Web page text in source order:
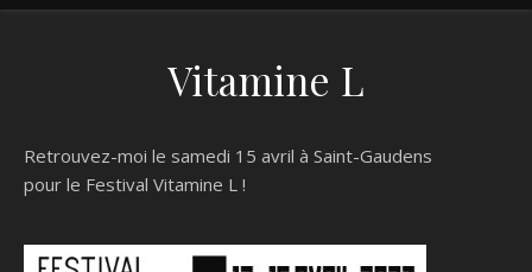
Vitamine L
Retrouvez-moi le samedi 15 avril à Saint-Gaudens
pour le Festival Vitamine L !